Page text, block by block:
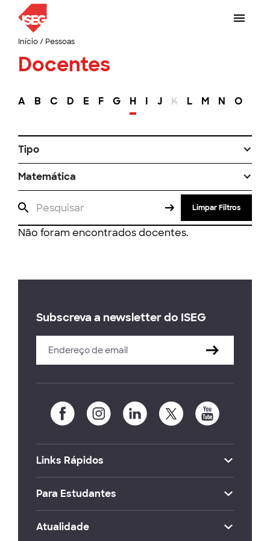
Início/ Pessoas
Docentes
A B C D E F G H I J K L M N O
Tipo
Matemática
Limpar Filtros
Não foram encontrados docentes.
Subscreva a newsletter do ISEG
Links Rápidos
Para Estudantes
Atualidade